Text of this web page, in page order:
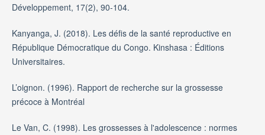
Développement, 17(2), 90-104.
Kanyanga, J. (2018). Les défis de la santé reproductive en
République Démocratique du Congo. Kinshasa : Éditions
Universitaires.
L’oignon. (1996). Rapport de recherche sur la grossesse
précoce à Montréal
Le Van, C. (1998). Les grossesses à l'adolescence : normes